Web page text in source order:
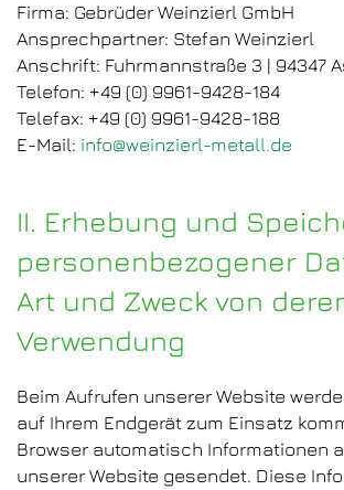
Firma: Gebrüder Weinzierl GmbH
Ansprechpartner: Stefan Weinzierl
Anschrift: Fuhrmannstraße 3 | 94347
Telefon: ​+49 (0) 9961-9428-184
Telefax: ​+49 (0) 9961-9428-188
E-Mail: ​ info@weinzierl-metall.de
II. Erhebung und
personenbezogener
Art und Zweck von
Verwendung
Beim Aufrufen unserer Website
auf Ihrem Endgerät zum Einsatz
Browser automatisch Informationen
unserer Website gesendet. Diese